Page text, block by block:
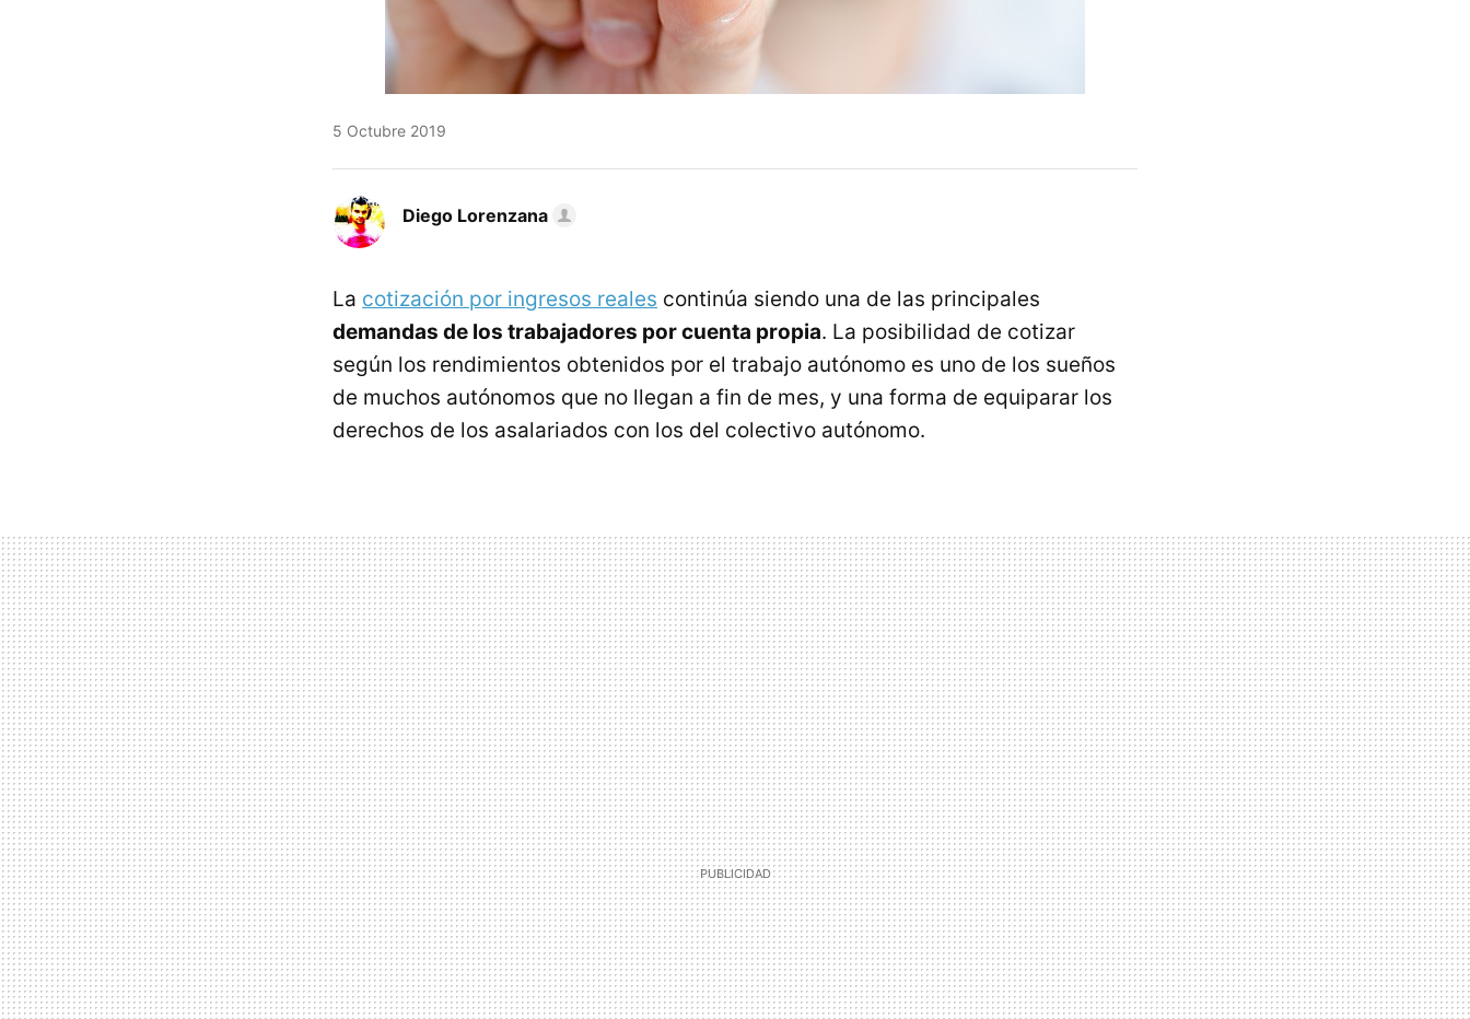
5 Octubre 2019
Diego Lorenzana
La cotización por ingresos reales continúa siendo una de las principales
demandas de los trabajadores por cuenta propia. La posibilidad de cotizar
según los rendimientos obtenidos por el trabajo autónomo es uno de los sueños
de muchos autónomos que no llegan a fin de mes, y una forma de equiparar los
derechos de los asalariados con los del colectivo autónomo.